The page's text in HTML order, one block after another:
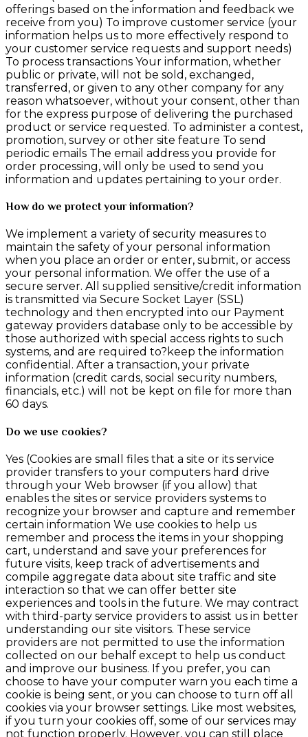
offerings based on the information and feedback we
receive from you) To improve customer service (your
information helps us to more effectively respond to
your customer service requests and support needs)
To process transactions Your information, whether
public or private, will not be sold, exchanged,
transferred, or given to any other company for any
reason whatsoever, without your consent, other than
for the express purpose of delivering the purchased
product or service requested. To administer a contest,
promotion, survey or other site feature To send
periodic emails The email address you provide for
order processing, will only be used to send you
information and updates pertaining to your order.
How do we protect your information?
We implement a variety of security measures to
maintain the safety of your personal information
when you place an order or enter, submit, or access
your personal information. We offer the use of a
secure server. All supplied sensitive/credit information
is transmitted via Secure Socket Layer (SSL)
technology and then encrypted into our Payment
gateway providers database only to be accessible by
those authorized with special access rights to such
systems, and are required to?keep the information
confidential. After a transaction, your private
information (credit cards, social security numbers,
financials, etc.) will not be kept on file for more than
60 days.
Do we use cookies?
Yes (Cookies are small files that a site or its service
provider transfers to your computers hard drive
through your Web browser (if you allow) that
enables the sites or service providers systems to
recognize your browser and capture and remember
certain information We use cookies to help us
remember and process the items in your shopping
cart, understand and save your preferences for
future visits, keep track of advertisements and
compile aggregate data about site traffic and site
interaction so that we can offer better site
experiences and tools in the future. We may contract
with third-party service providers to assist us in better
understanding our site visitors. These service
providers are not permitted to use the information
collected on our behalf except to help us conduct
and improve our business. If you prefer, you can
choose to have your computer warn you each time a
cookie is being sent, or you can choose to turn off all
cookies via your browser settings. Like most websites,
if you turn your cookies off, some of our services may
not function properly. However, you can still place